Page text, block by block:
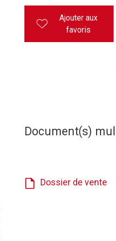
Ajouter aux
favoris
Document(s)
Dossier de vente